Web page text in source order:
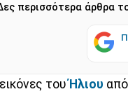
περισσότερα άρθρα
τουΉλιου